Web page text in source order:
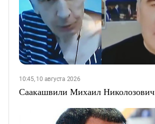
10:45, 10 августа 2026
Саакашвили Михаил Николозович